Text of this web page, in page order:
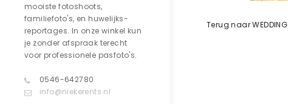
mooiste fotoshoots,
familiefoto's, en huwelijks-
reportages. In onze winkel kun
je zonder afspraak terecht
voor professionele pasfoto's.
0546-642780
info@niekerents.nl
Terug naar WEDDING